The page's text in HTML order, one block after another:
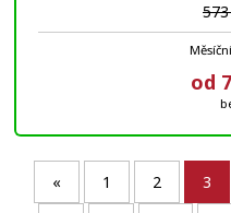
od
« 1 2 3